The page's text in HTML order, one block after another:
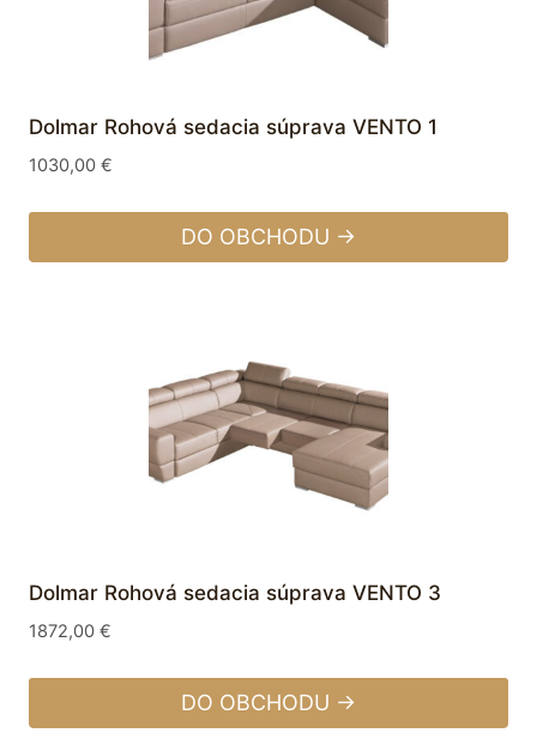
Dolmar Rohová sedacia súprava VENTO 1
1030,00 €
DO OBCHODU →
Dolmar Rohová sedacia súprava VENTO 3
1872,00 €
DO OBCHODU →